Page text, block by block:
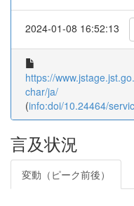
2024-01-08 16:52:13
https://
char/ja/
(info:doi/10.24464/
言及状況
変動（ピーク前後）